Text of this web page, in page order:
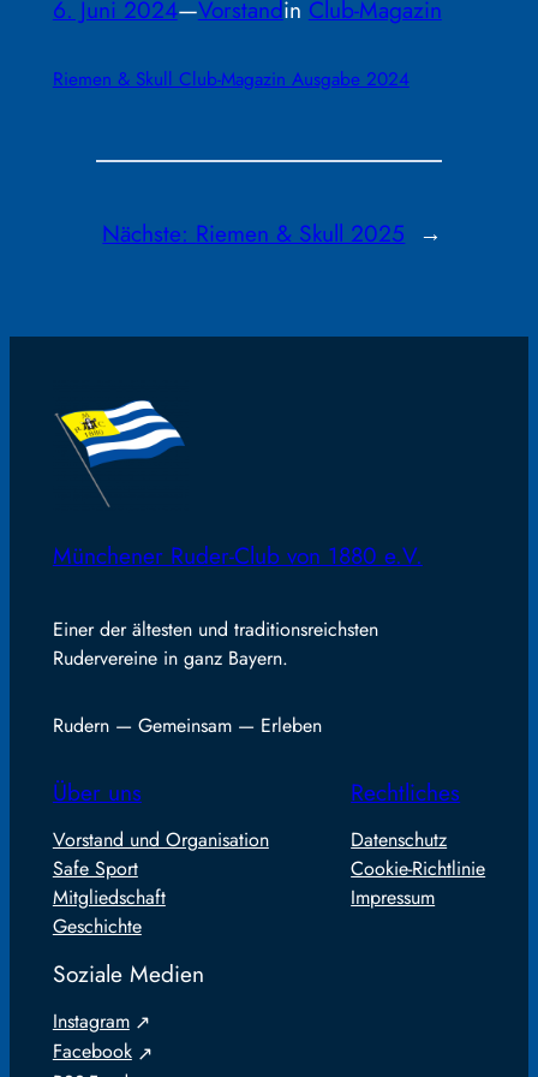
6. Juni 2024—Vorstandin Club-Magazin
Riemen & Skull Club-Magazin Ausgabe 2024
Nächste: Riemen & Skull 2025 →
Münchener Ruder-Club von 1880 e.V.
Einer der ältesten und traditionsreichsten
Rudervereine in ganz Bayern.
Rudern — Gemeinsam — Erleben
Über uns
Vorstand und Organisation
Safe Sport
Mitgliedschaft
Geschichte
Rechtliches
Datenschutz
Cookie-Richtlinie
Impressum
Soziale Medien
Instagram
Facebook